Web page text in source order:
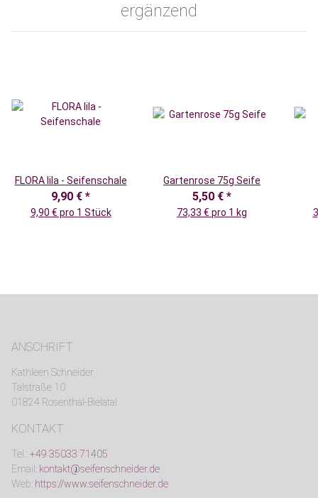
ergänzend
FLORA lila - Seifenschale
9,90 € *
9,90 € pro 1 Stück
Gartenrose 75g Seife
5,50 € *
73,33 € pro 1 kg
ANSCHRIFT
Kathleen Schneider
Talstraße 10
01824 Rosenthal-Bielatal
KONTAKT
Tel.:+49 35033 71405
Email: kontakt@seifenschneider.de
Web: https://www.seifenschneider.de